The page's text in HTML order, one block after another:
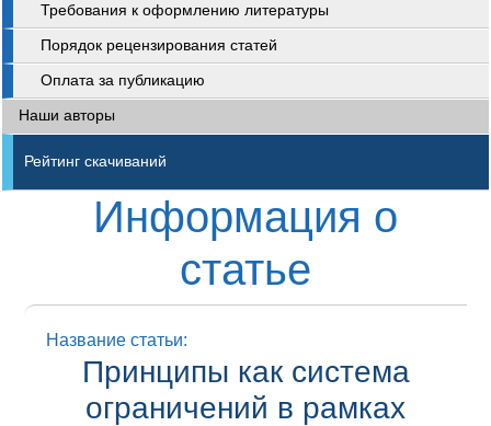
Требования к оформлению литературы
Порядок рецензирования статей
Оплата за публикацию
Наши авторы
Рейтинг скачиваний
Информация о
статье
Название статьи:
Принципы как система
ограничений в рамках